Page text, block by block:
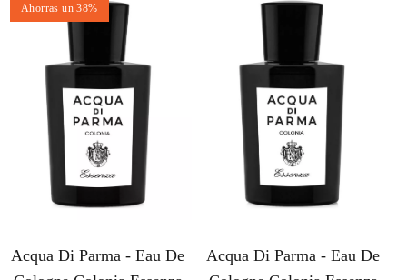
Ahorras un 38%
Acqua Di Parma - Eau De
Acqua Di Parma - Eau De